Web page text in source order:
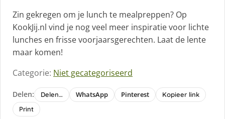
Zin gekregen om je lunch te mealpreppen? Op
KookJij.nl vind je nog veel meer inspiratie voor lichte
lunches en frisse voorjaarsgerechten. Laat de lente
maar komen!
Categorie: Niet gecategoriseerd
Delen: Delen… WhatsApp Pinterest
Kopieer link
Print